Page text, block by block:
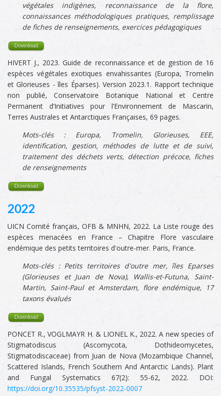
végétales indigènes, reconnaissance de la flore,
connaissances méthodologiques pratiques, remplissage
de fiches de renseignements, exercices pédagogiques
Download
HIVERT J., 2023. Guide de reconnaissance et de gestion de 16
espèces végétales exotiques envahissantes (Europa, Tromelin
et Glorieuses - îles Éparses). Version 2023.1. Rapport technique
non publié, Conservatoire Botanique National et Centre
Permanent d’Initiatives pour l’Environnement de Mascarin,
Terres Australes et Antarctiques Françaises, 69 pages.
Mots-clés : Europa,
Tromelin, Glorieuses, EEE,
identification, gestion, méthodes de lutte et de suivi,
traitement des déchets verts, détection précoce, fiches
de renseignements
Download
2022
UICN Comité français, OFB & MNHN, 2022. La Liste rouge des
espèces menacées en France – Chapitre Flore vasculaire
endémique des petits territoires d'outre-mer. Paris, France.
Mots-clés : Petits territoires d'outre mer, îles Eparses
(Glorieuses et Juan de Nova), Wallis-et-Futuna, Saint-
Martin, Saint-Paul et Amsterdam, flore endémique, 17
taxons évalués
Download
PONCET R., VOGLMAYR H. & LIONEL K., 2022. A new species of
Stigmatodiscus (Ascomycota, Dothideomycetes,
Stigmatodiscaceae) from Juan de Nova (Mozambique Channel,
Scattered Islands, French Southern And Antarctic Lands). Plant
and Fungal Systematics 67(2): 55-62, 2022. DOI:
https://doi.org/10.35535/pfsyst-2022-0007